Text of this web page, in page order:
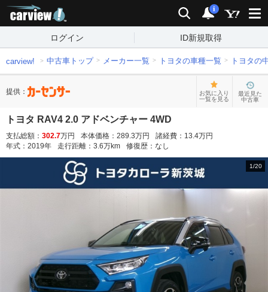
検索 通知
i
ログイン ID新規取得
carview! 中古車トップ メーカー一覧 トヨタの車種一覧 トヨタの
提供：
お気に入り
一覧を見る
最近見た
中古車
トヨタ RAV4 2.0 アドベンチャー 4WD
支払総額： 302.7万円 本体価格： 289.3万円 諸経費： 13.4万円
年式： 2019年 走行距離： 3.6万km 修復歴： なし
1/20